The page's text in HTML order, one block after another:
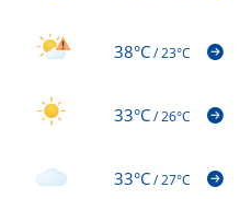
38°C/23°C
33°C/26°C
33°C/27°C